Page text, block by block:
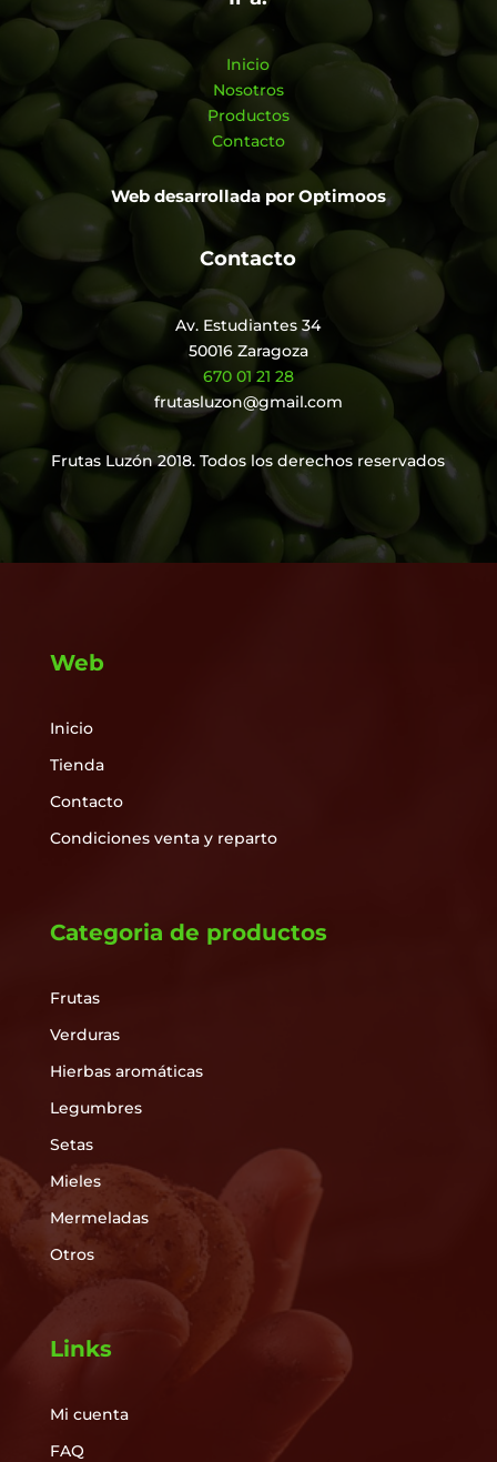
Inicio
Nosotros
Productos
Contacto
Web desarrollada porOptimoos
Contacto
Av. Estudiantes 34
50016 Zaragoza
670 01 21 28
frutasluzon@gmail.com
Frutas Luzón 2018. Todos los derechos reservados
Web
Inicio
Tienda
Contacto
Condiciones venta y reparto
Categoria de productos
Frutas
Verduras
Hierbas aromáticas
Legumbres
Setas
Mieles
Mermeladas
Otros
Links
Mi cuenta
FAQ